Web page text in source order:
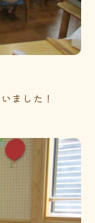
ました！